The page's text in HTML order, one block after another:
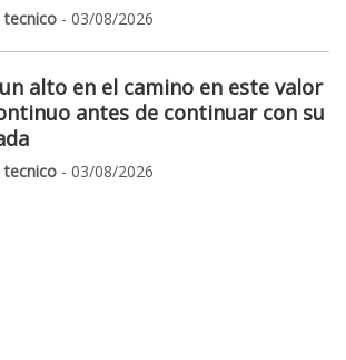
tecnico - 03/08/2026
alto en el camino en este valor
antes de continuar con su
tecnico - 03/08/2026